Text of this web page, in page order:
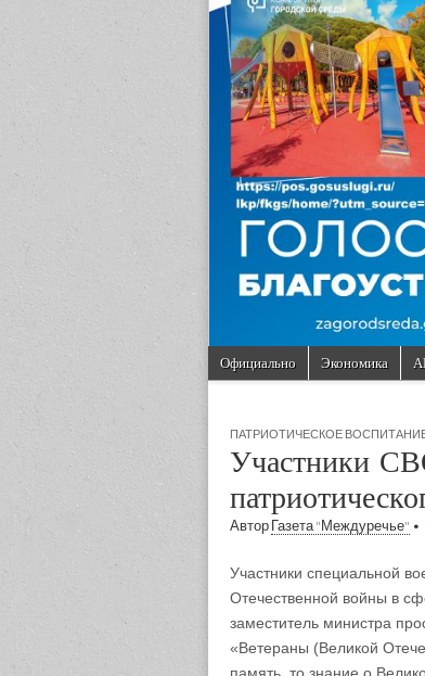
Main menu
Skip to content
Официально Экономика
ПАТРИОТИЧЕСКОЕ
Участники
Автор Газета "Междуречье" •
Участники специальной
Отечественной войны в
заместитель министра
«Ветераны (Великой